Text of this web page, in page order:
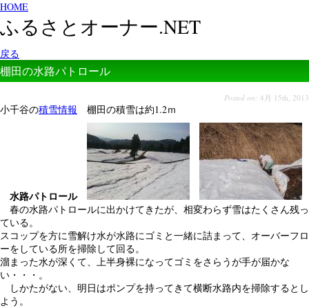
HOME
ふるさとオーナー.NET
戻る
棚田の水路パトロール
Posted on: 4月 15th, 2013
小千谷の積雪情報 棚田の積雪は約1.2ｍ
水路パトロール
春の水路パトロールに出かけてきたが、相変わらず雪はたくさん残っ
ている。
スコップを方に雪解け水が水路にゴミと一緒に詰まって、オーバーフロ
ーをしている所を掃除して回る。
溜まった水が深くて、上半身裸になってゴミをさらうが手が届かな
い・・・。
しかたがない、明日はポンプを持ってきて横断水路内を掃除するとし
よう。